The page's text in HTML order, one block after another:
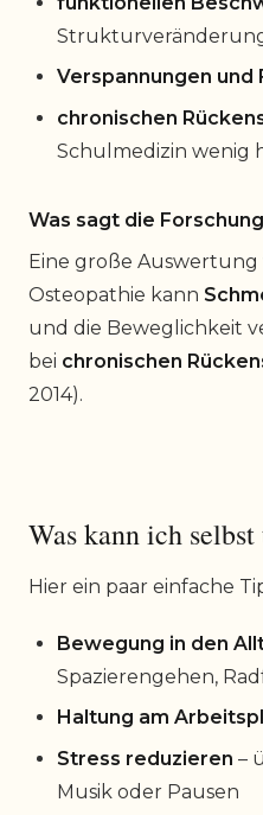
Verspannungen und
chronischen
Schulmedizin wenig
Was sagt die
Eine große Auswertung
Osteopathie kann
und die Beweglichkeit
bei chronischen
2014).
Was kann ich selbst
Hier ein paar einfache
Bewegung in den
Spazierengehen,
Haltung am
Stress reduzieren –
Musik oder Pausen